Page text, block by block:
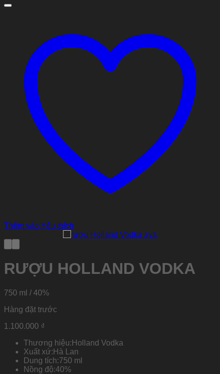
Thêm vào Yêu thích
RƯỢU HOLLAND VODKA
750 ml / 40%
Hàng đặt trước
1.100.000 ₫
Thương hiệu: Holland Vodka
Xuất xứ: Hà Lan
Dung tích:750 ml
Nồng độ:40%